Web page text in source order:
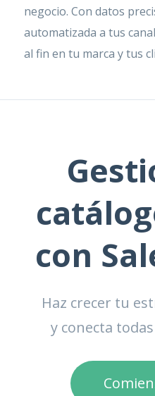
negocio. Con datos
automatizada a tus
al fin en tu marca y tus
con
Haz crecer tu
y conecta